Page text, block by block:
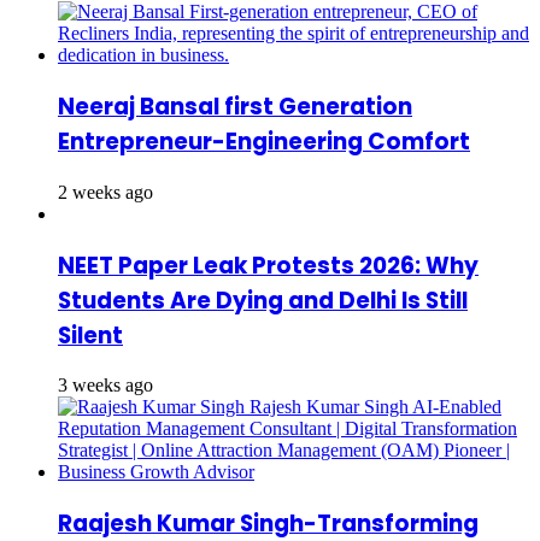
Neeraj Bansal first Generation
Entrepreneur-Engineering Comfort
2 weeks ago
NEET Paper Leak Protests 2026: Why
Students Are Dying and Delhi Is Still
Silent
3 weeks ago
Raajesh Kumar Singh-Transforming